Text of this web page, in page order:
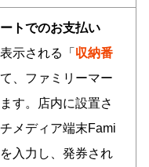
トでのお支払い
示される「 収納番
、ファミリーマー
す。店内に設置さ
メディア端末Fami
入力し、発券され